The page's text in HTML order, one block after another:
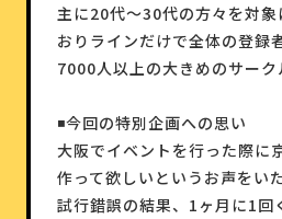
主に20代〜30代の方々を対
おりラインだけで全体の登録
7000人以上の大きめのサーク
◾️今回の特別企画への思い
大阪でイベントを行った際に
作って欲しいというお声をい
試行錯誤の結果、1ヶ月に1回